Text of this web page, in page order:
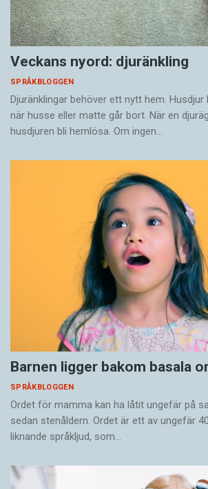
Veckans nyord: djuränkling
SPRÅKBLOGGEN
Djuränklingar behöver ett nytt hem. Husdjur
när husse eller matte går bort. När en
husdjuren bli hemlösa. Om ingen…
Barnen ligger bakom basala
SPRÅKBLOGGEN
Ordet för mamma kan ha låtit ungefär på
sedan stenåldern. Ordet är ett av ungefär
liknande språkljud, som…